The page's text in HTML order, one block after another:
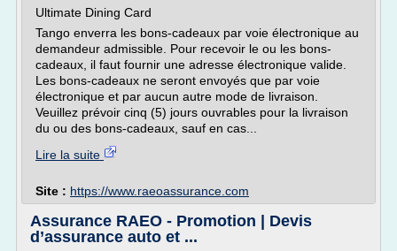
Ultimate Dining Card
Tango enverra les bons-cadeaux par voie électronique au
demandeur admissible. Pour recevoir le ou les bons-
cadeaux, il faut fournir une adresse électronique valide.
Les bons-cadeaux ne seront envoyés que par voie
électronique et par aucun autre mode de livraison.
Veuillez prévoir cinq (5) jours ouvrables pour la livraison
du ou des bons-cadeaux, sauf en cas...
Lire la suite
Site : https://www.raeoassurance.com
Assurance RAEO - Promotion | Devis
d’assurance auto et ...